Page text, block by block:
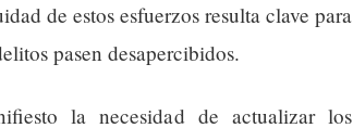
de estos esfuerzos resulta clave para
pasen desapercibidos.
la necesidad de actualizar los